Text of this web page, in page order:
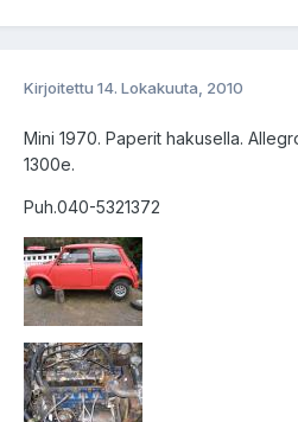
Kirjoitettu 14. Lokakuuta, 2010
Mini 1970. Paperit hakusella.
1300e.
Puh.040-5321372